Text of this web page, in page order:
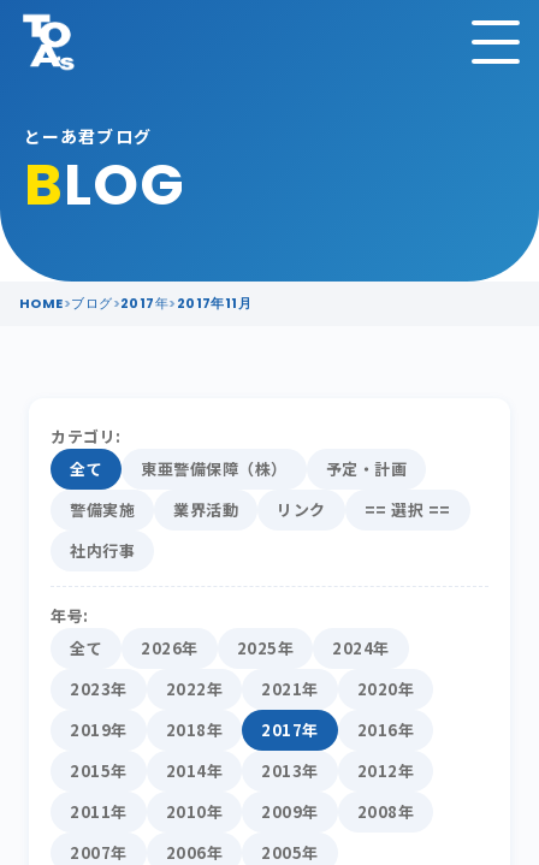
とーあ君ブログ
BLOG
HOME ブログ 2017年 2017年11月
カテゴリ:
全て
東亜警備保障（株）
予定・計画
警備実施
業界活動 リンク
== 選択 ==
社内行事
年号:
全て
2026年 2025年
2024年
2023年
2022年 2021年
2020年
2019年
2018年 2017年
2016年
2015年
2014年 2013年
2012年
2011年
2010年 2009年
2008年
2007年
2006年 2005年